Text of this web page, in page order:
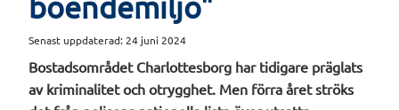
boendemiljö"
Senast uppdaterad: 24 juni 2024
Bostadsområdet Charlottesborg har tidigare präglats
av kriminalitet och otrygghet. Men förra året ströks